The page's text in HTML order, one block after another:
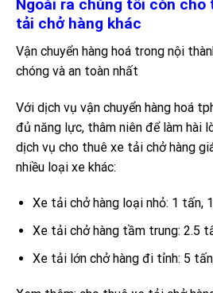
Ngoài ra chúng tôi còn cho
tải chở hàng khác
Vận chuyển hàng hoá trong nội
chóng và an toàn nhất
Với dịch vụ vận chuyển hàng hoá
đủ năng lực, thâm niên để làm hài
dịch vụ cho thuê xe tải chở hàng
nhiều loại xe khác:
Xe tải chở hàng loại nhỏ: 1 tấn,
Xe tải chở hàng tầm trung: 2.5
Xe tải lớn chở hàng đi tỉnh: 5